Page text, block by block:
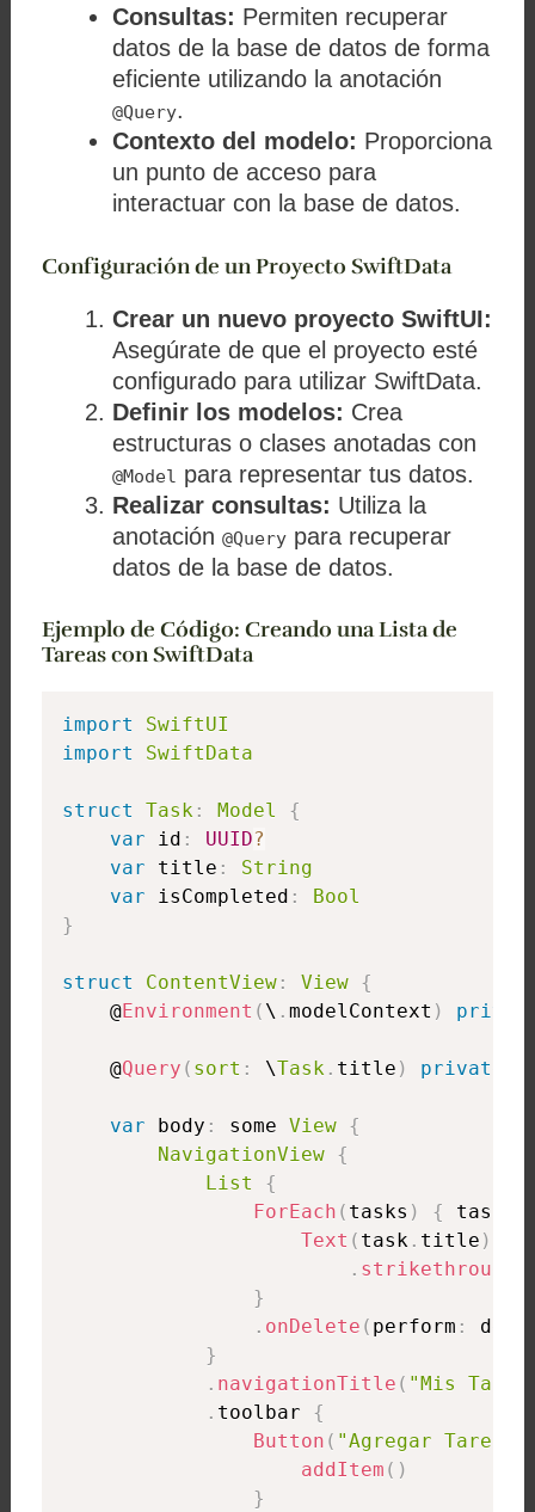
Consultas: Permiten recuperar
datos de la base de datos de forma
eficiente utilizando la anotación
@Query.
Contexto del modelo: Proporciona
un punto de acceso para
interactuar con la base de datos.
Configuración de un Proyecto SwiftData
Crear un nuevo proyecto SwiftUI:
Asegúrate de que el proyecto esté
configurado para utilizar SwiftData.
Definir los modelos: Crea
estructuras o clases anotadas con
@Model para representar tus datos.
Realizar consultas: Utiliza la
anotación@Query para recuperar
datos de la base de datos.
Ejemplo de Código: Creando una Lista de
Tareas con SwiftData
import
SwiftUI
import
SwiftData
struct Task: Model
{
var id : UUID?
var title :
String
var isCompleted :
Bool
}
struct ContentView: View {
    @
Environment ( \ . modelContext )
    @
Query ( sort : \Task. title ) private
var body : some View {
NavigationView {
List
{
ForEach ( tasks ) { task
Text ( task. title )
. strikethrough
}
. onDelete ( perform :
}
. navigationTitle ( "Mis
. toolbar {
Button ( "Agregar Tarea"
addItem ( )
}